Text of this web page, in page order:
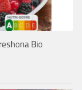
Bio